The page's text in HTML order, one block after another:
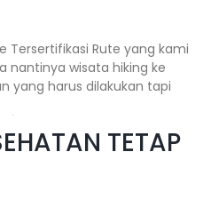
Tersertifikasi Rute yang kami
nantinya wisata hiking ke
yang harus dilakukan tapi
TETAP